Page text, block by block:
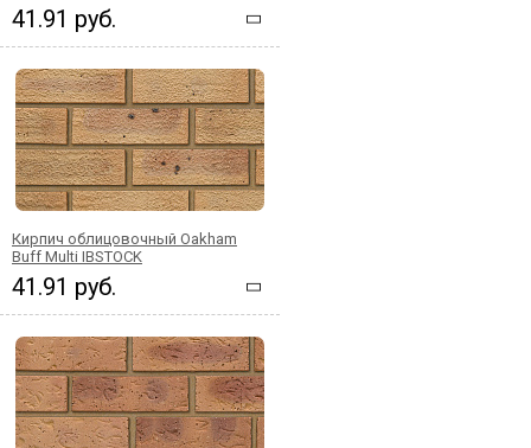
41.91 руб.
Кирпич облицовочный Oakham
Buff Multi IBSTOCK
41.91 руб.